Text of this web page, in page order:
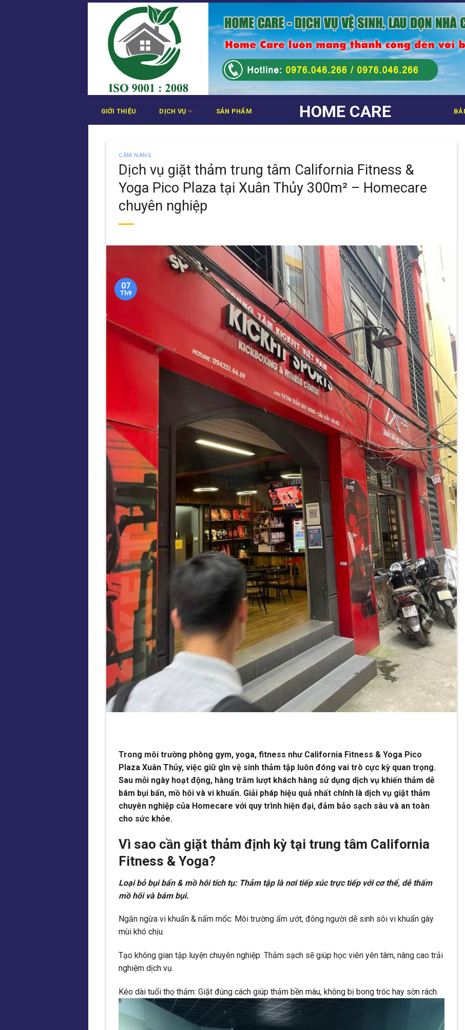
Bỏ
HOME CARE
GIỚI THIỆU DỊCH VỤ SẢN PHẨM
CẨM NANG
Dịch vụ giặt thảm trung tâm California Fitness &
Yoga Pico Plaza tại Xuân Thủy 300m² – Homecare
chuyên nghiệp
07
Th9
Trong môi trường phòng gym, yoga, fitness như California Fitness & Yoga Pico
Plaza Xuân Thủy, việc giữ gìn vệ sinh thảm tập luôn đóng vai trò cực kỳ quan trọng.
Sau mỗi ngày hoạt động, hàng trăm lượt khách hàng sử dụng dịch vụ khiến thảm dễ
bám bụi bẩn, mồ hôi và vi khuẩn. Giải pháp hiệu quả nhất chính là dịch vụ giặt thảm
chuyên nghiệp của Homecare với quy trình hiện đại, đảm bảo sạch sâu và an toàn
cho sức khỏe.
Vì sao cần giặt thảm định kỳ tại trung tâm California
Fitness & Yoga?
Loại bỏ bụi bẩn & mồ hôi tích tụ: Thảm tập là nơi tiếp xúc trực tiếp với cơ thể, dễ thấm
mồ hôi và bám bụi.
Ngăn ngừa vi khuẩn & nấm mốc: Môi trường ẩm ướt, đông người dễ sinh sôi vi khuẩn gây
mùi khó chịu.
Tạo không gian tập luyện chuyên nghiệp: Thảm sạch sẽ giúp học viên yên tâm, nâng cao trải
nghiệm dịch vụ.
Kéo dài tuổi thọ thảm: Giặt đúng cách giúp thảm bền màu, không bị bong tróc hay sờn rách.